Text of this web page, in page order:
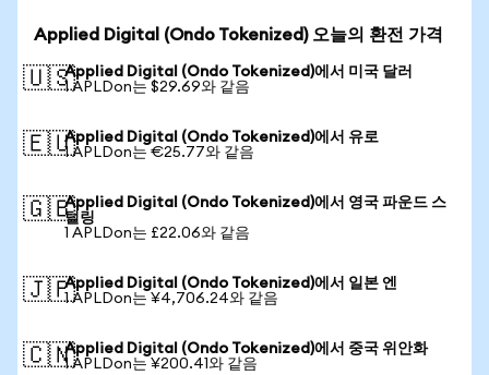
Applied Digital (Ondo Tokenized) 오늘의 환전 가격
🇺🇸Applied Digital (Ondo Tokenized)에서 미국 달러
1 APLDon는 $29.69와 같음
🇪🇺Applied Digital (Ondo Tokenized)에서 유로
1 APLDon는 €25.77와 같음
🇬🇧Applied Digital (Ondo Tokenized)에서 영국 파운드 스
털링
1 APLDon는 £22.06와 같음
🇯🇵Applied Digital (Ondo Tokenized)에서 일본 엔
1 APLDon는 ¥4,706.24와 같음
🇨🇳Applied Digital (Ondo Tokenized)에서 중국 위안화
1 APLDon는 ¥200.41와 같음